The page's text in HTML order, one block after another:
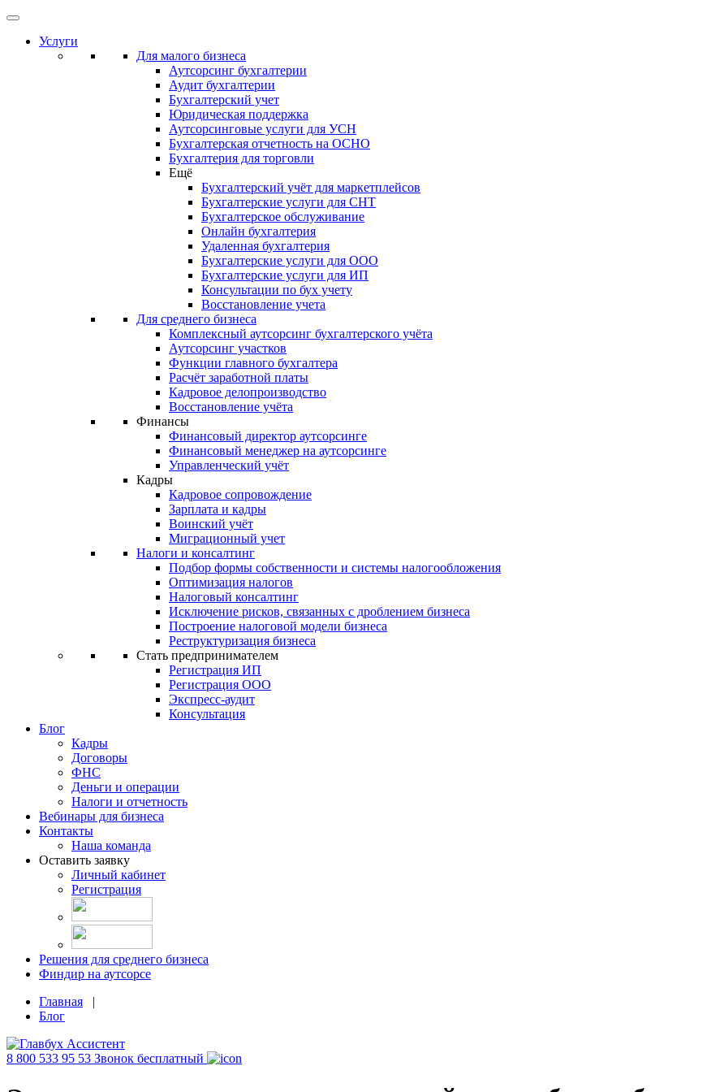
Услуги
Для малого бизнеса
Аутсорсинг бухгалтерии
Аудит бухгалтерии
Бухгалтерский учет
Юридическая поддержка
Аутсорсинговые услуги для УСН
Бухгалтерская отчетность на ОСНО
Бухгалтерия для торговли
Ещё
Бухгалтерский учёт для маркетплейсов
Бухгалтерские услуги для СНТ
Бухгалтерское обслуживание
Онлайн бухгалтерия
Удаленная бухгалтерия
Бухгалтерские услуги для ООО
Бухгалтерские услуги для ИП
Консультации по бух учету
Восстановление учета
Для среднего бизнеса
Комплексный аутсорсинг бухгалтерского учёта
Аутсорсинг участков
Функции главного бухгалтера
Расчёт заработной платы
Кадровое делопроизводство
Восстановление учёта
Финансы
Финансовый директор аутсорсинге
Финансовый менеджер на аутсорсинге
Управленческий учёт
Кадры
Кадровое сопровождение
Зарплата и кадры
Воинский учёт
Миграционный учет
Налоги и консалтинг
Подбор формы собственности и системы налогообложения
Оптимизация налогов
Налоговый консалтинг
Исключение рисков, связанных с дроблением бизнеса
Построение налоговой модели бизнеса
Реструктуризация бизнеса
Стать предпринимателем
Регистрация ИП
Регистрация ООО
Экспресс-аудит
Консультация
Блог
Кадры
Договоры
ФНС
Деньги и операции
Налоги и отчетность
Вебинары для бизнеса
Контакты
Наша команда
Оставить заявку
Личный кабинет
Регистрация
Решения для среднего бизнеса
Финдир на аутсорсе
Главная |
Блог
8 800 533 95 53 Звонок бесплатный